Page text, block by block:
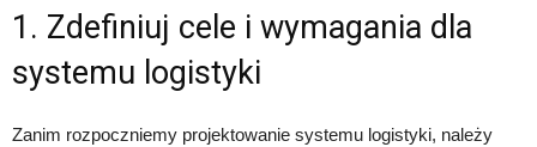
1. Zdefiniuj cele i wymagania dla
systemu logistyki
Zanim rozpoczniemy projektowanie systemu logistyki, należy